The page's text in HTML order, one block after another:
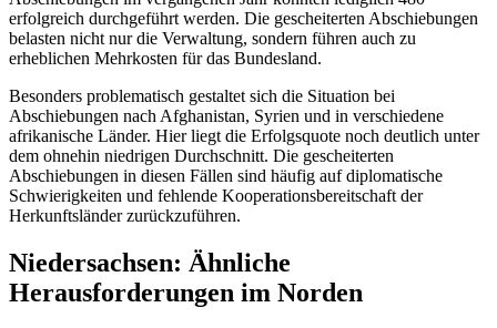
erfolgreich durchgeführt werden. Die gescheiterten Abschiebungen
belasten nicht nur die Verwaltung, sondern führen auch zu
erheblichen Mehrkosten für das Bundesland.
Besonders problematisch gestaltet sich die Situation bei
Abschiebungen nach Afghanistan, Syrien und in verschiedene
afrikanische Länder. Hier liegt die Erfolgsquote noch deutlich unter
dem ohnehin niedrigen Durchschnitt. Die gescheiterten
Abschiebungen in diesen Fällen sind häufig auf diplomatische
Schwierigkeiten und fehlende Kooperationsbereitschaft der
Herkunftsländer zurückzuführen.
Niedersachsen: Ähnliche
Herausforderungen im Norden